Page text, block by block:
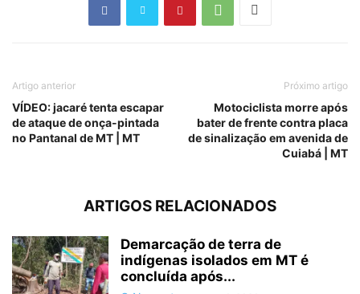
Artigo anterior
VÍDEO: jacaré tenta escapar
de ataque de onça-pintada
no Pantanal de MT | MT
Próximo artigo
Motociclista morre após
bater de frente contra placa
de sinalização em avenida de
Cuiabá | MT
ARTIGOS RELACIONADOS
Demarcação de terra de
indígenas isolados em MT é
concluída após...